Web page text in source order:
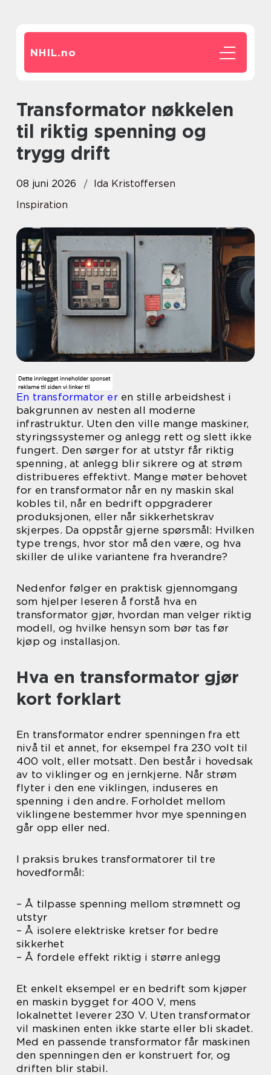
NHIL.no
Transformator nøkkelen
til riktig spenning og
trygg drift
08 juni 2026
Ida Kristoffersen
Inspiration
En transformator eren stille arbeidshest i
bakgrunnen av nesten all moderne
infrastruktur. Uten den ville mange maskiner,
styringssystemer og anlegg rett og slett ikke
fungert. Den sørger for at utstyr får riktig
spenning, at anlegg blir sikrere og at strøm
distribueres effektivt. Mange møter behovet
for en transformator når en ny maskin skal
kobles til, når en bedrift oppgraderer
produksjonen, eller når sikkerhetskrav
skjerpes. Da oppstår gjerne spørsmål: Hvilken
type trengs, hvor stor må den være, og hva
skiller de ulike variantene fra hverandre?
Nedenfor følger en praktisk gjennomgang
som hjelper leseren å forstå hva en
transformator gjør, hvordan man velger riktig
modell, og hvilke hensyn som bør tas før
kjøp og installasjon.
Hva en transformator gjør
kort forklart
En transformator endrer spenningen fra ett
nivå til et annet, for eksempel fra 230 volt til
400 volt, eller motsatt. Den består i hovedsak
av to viklinger og en jernkjerne. Når strøm
flyter i den ene viklingen, induseres en
spenning i den andre. Forholdet mellom
viklingene bestemmer hvor mye spenningen
går opp eller ned.
I praksis brukes transformatorer til tre
hovedformål:
– Å tilpasse spenning mellom strømnett og
utstyr
– Å isolere elektriske kretser for bedre
sikkerhet
– Å fordele effekt riktig i større anlegg
Et enkelt eksempel er en bedrift som kjøper
en maskin bygget for 400 V, mens
lokalnettet leverer 230 V. Uten transformator
vil maskinen enten ikke starte eller bli skadet.
Med en passende transformator får maskinen
den spenningen den er konstruert for, og
driften blir stabil.